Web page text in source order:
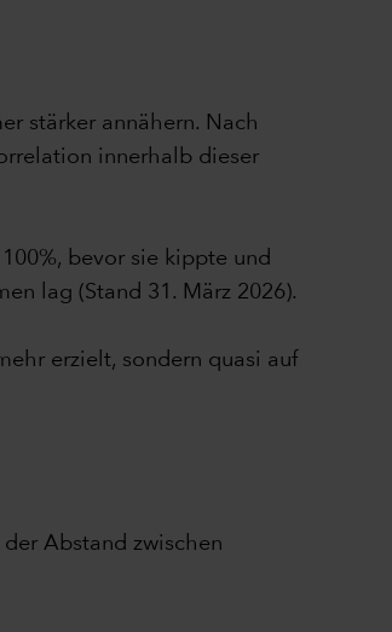
stärker annähern. Nach
innerhalb dieser
bevor sie kippte und
lag (Stand 31. März 2026).
erzielt, sondern quasi auf
Abstand zwischen